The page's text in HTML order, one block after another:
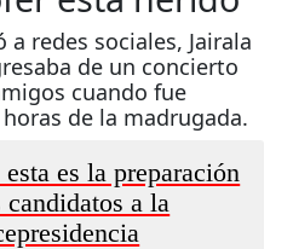
redes sociales, Jairala
de un concierto
cuando fue
de la madrugada.
es la preparación
candidatos a la